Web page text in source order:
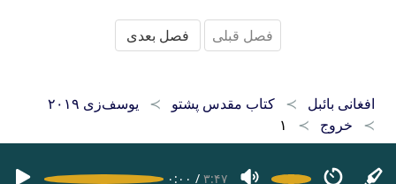
۰:۰۰ / ۳:۴۷
فصل قبلی فصل بعدی
افغانی بائبل کتاب مقدس پشتو
یوسف‌زی ۲۰۱۹
خروج
۱